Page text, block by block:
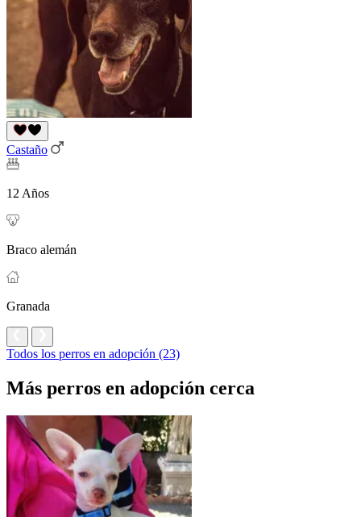
Castaño
12 Años
Braco alemán
Granada
Todos los perros en adopción (23)
Más perros en adopción cerca